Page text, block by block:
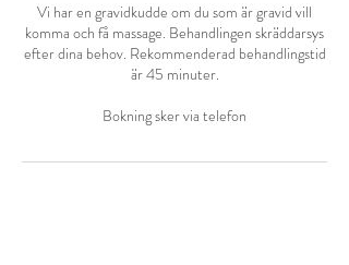
Vi har en gravidkudde om du som är gravid vill
komma och få massage. Behandlingen skräddarsys
efter dina behov. Rekommenderad behandlingstid
är 45 minuter.
Bokning sker via telefon